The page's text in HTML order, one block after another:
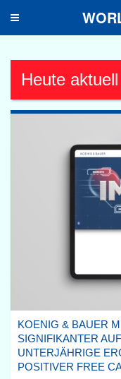
Toggle
Heute aktuell
KOENIG & BAUER
SIGNIFIKANTER
UNTERJÄHRIGE
POSITIVER FREE